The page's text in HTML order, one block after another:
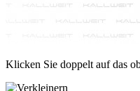
Klicken Sie doppelt auf das